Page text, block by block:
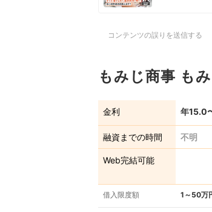
コンテンツの誤りを送信する
もみじ商事 も
金利 年15.0
融資までの時間 不明
Web完結可能
借入限度額 1～50万